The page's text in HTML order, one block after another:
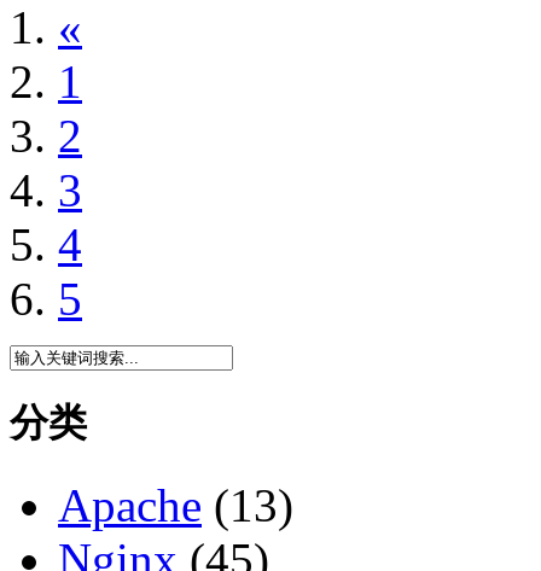
«
1
2
3
4
5
分类
Apache (13)
Nginx (45)